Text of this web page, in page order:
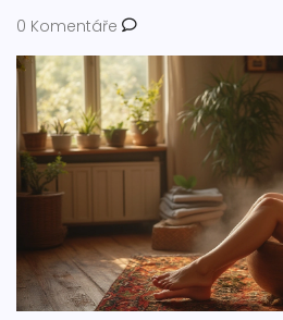
0 Komentáře